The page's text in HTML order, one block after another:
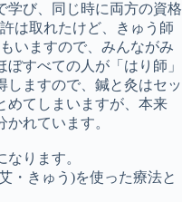
学び、同じ時に両方の資格
は取れたけど、きゅう師
いますので、みんながみ
すべての人が「はり師」
しますので、鍼と灸はセッ
めてしまいますが、本来
れています。
ります。
・きゅう)を使った療法と